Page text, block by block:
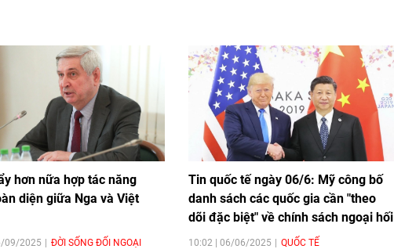
hơn nữa hợp tác năng
diện giữa Nga và Việt
09/2025 ĐỜI SỐNG ĐỐI NGOẠI
Tin quốc tế ngày 06/6: Mỹ công bố
danh sách các quốc gia cần "theo
dõi đặc biệt" về chính sách ngoại hối
10:02 | 06/06/2025 QUỐC TẾ